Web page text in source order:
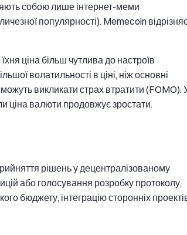
собою лише інтернет-меми
популярності). Memecoin
ціна більш чутлива до настроїв
волатильності в ціні, ніж основні
можуть викликати страх втратити (FOMO).
ціна валюти продовжує зростати.
рішень у децентралізованому
або голосування розробку протоколу,
бюджету, інтеграцію сторонніх